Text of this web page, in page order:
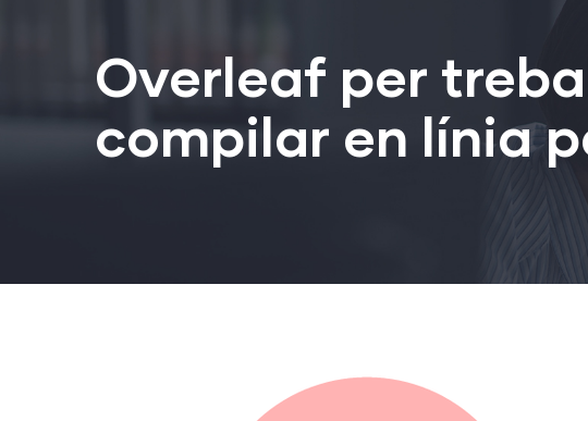
Overleaf per
compilar en línia